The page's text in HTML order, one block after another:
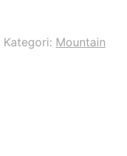
Kategori: Mountain